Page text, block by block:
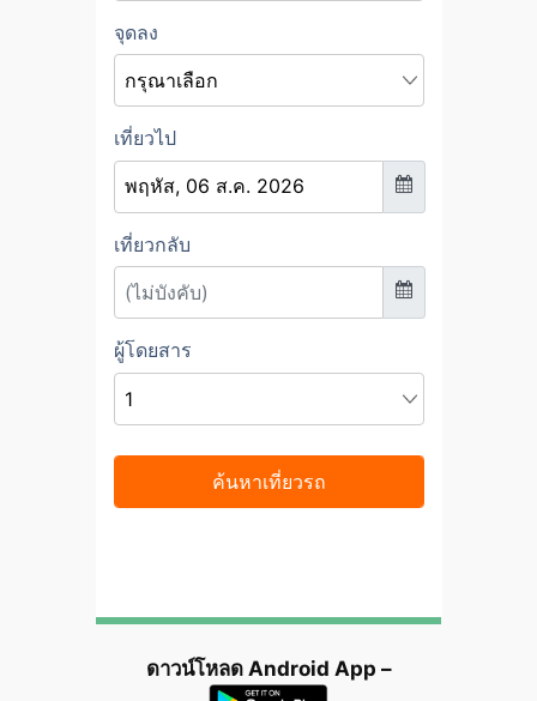
ดาวน์โหลด Android App –